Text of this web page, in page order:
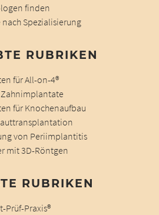
finden
nach Spezialisierung
RUBRIKEN
für All-on-4®
Zahnimplantate
für Knochenaufbau
von Periimplantitis
mit 3D-Röntgen
RUBRIKEN
Prüf-Praxis®